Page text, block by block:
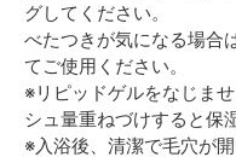
グしてください。
べたつきが気になる場合
てご使用ください。
※リピッドゲルをなじま
シュ量重ねづけすると保
※入浴後、清潔で毛穴が